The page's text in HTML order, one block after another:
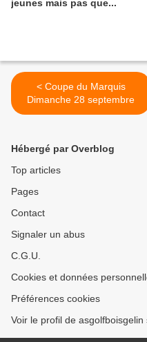
jeunes mais pas que...
< Coupe du Marquis
Dimanche 28 septembre
Hébergé par Overblog
Top articles
Pages
Contact
Signaler un abus
C.G.U.
Cookies et données
Préférences cookies
Voir le profil de